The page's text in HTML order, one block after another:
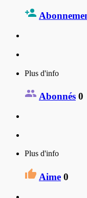
Plus d'info
Abonnés 0
Plus d'info
Aime 0